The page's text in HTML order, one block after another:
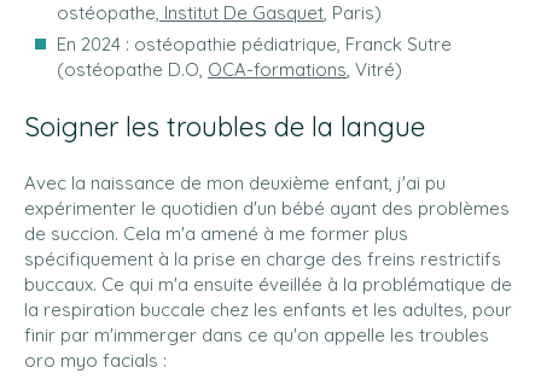
ostéopathe, Institut De Gasquet, Paris)
En 2024 : ostéopathie pédiatrique, Franck Sutre
(ostéopathe D.O, OCA-formations , Vitré)
Soigner les troubles de la langue
Avec la naissance de mon deuxième enfant, j'ai pu
expérimenter le quotidien d'un bébé ayant des problèmes
de succion. Cela m'a amené à me former plus
spécifiquement à la prise en charge des freins restrictifs
buccaux. Ce qui m'a ensuite éveillée à la problématique de
la respiration buccale chez les enfants et les adultes, pour
finir par m'immerger dans ce qu'on appelle les troubles
oro myo facials :